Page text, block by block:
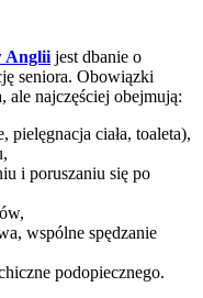
Anglii jest dbanie o
seniora. Obowiązki
ale najczęściej obejmują:
ciała, toaleta),
i poruszaniu się po
wspólne spędzanie
podopiecznego.